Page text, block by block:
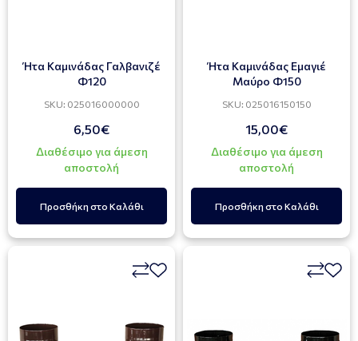
Ήτα Καμινάδας Γαλβανιζέ
Φ120
SKU: 025016000000
6,50€
Διαθέσιμο για άμεση
αποστολή
Προσθήκη στο Καλάθι
Ήτα Καμινάδας Εμαγιέ
Μαύρο Φ150
SKU: 025016150150
15,00€
Διαθέσιμο για άμεση
αποστολή
Προσθήκη στο Καλάθι